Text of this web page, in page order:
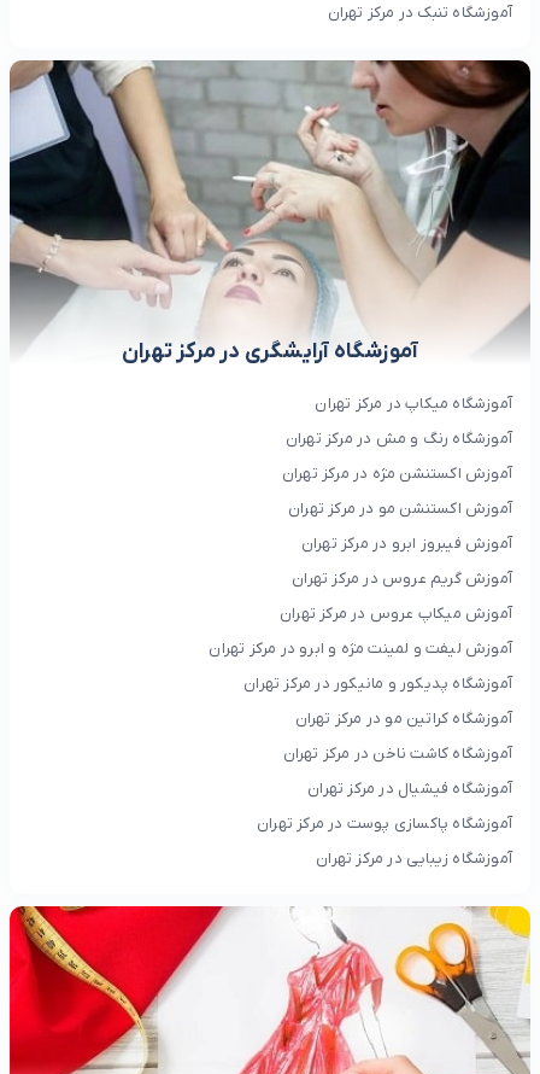
آموزشگاه تنبک در مرکز تهران
آموزشگاه آرایشگری در مرکز تهران
آموزشگاه میکاپ در مرکز تهران
آموزشگاه رنگ و مش در مرکز تهران
آموزش اکستنشن مژه در مرکز تهران
آموزش اکستنشن مو در مرکز تهران
آموزش فیبروز ابرو در مرکز تهران
آموزش گریم عروس در مرکز تهران
آموزش میکاپ عروس در مرکز تهران
آموزش لیفت و لمینت مژه و ابرو در مرکز تهران
آموزشگاه پدیکور و مانیکور در مرکز تهران
آموزشگاه کراتین مو در مرکز تهران
آموزشگاه کاشت ناخن در مرکز تهران
آموزشگاه فیشیال در مرکز تهران
آموزشگاه پاکسازی پوست در مرکز تهران
آموزشگاه زیبایی در مرکز تهران